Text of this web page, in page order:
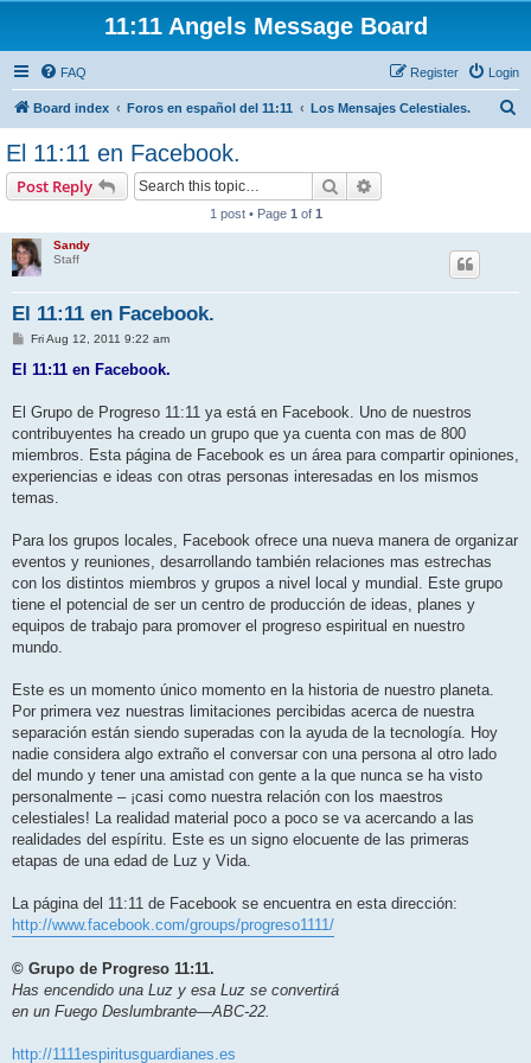
11:11 Angels Message Board
FAQ Login
Register
Board index Foros en español del 11:11 Los Mensajes Celestiales.
El 11:11 en Facebook.
Post Reply Search
1 post • Page 1 of 1
Sandy
Staff
El 11:11 en Facebook.
P
s
Fri Aug 12, 2011 9:22 am
El 11:11 en Facebook.
El Grupo de Progreso 11:11 ya está en Facebook. Uno de nuestros
contribuyentes ha creado un grupo que ya cuenta con mas de 800
miembros. Esta página de Facebook es un área para compartir opiniones,
experiencias e ideas con otras personas interesadas en los mismos
temas.
Para los grupos locales, Facebook ofrece una nueva manera de organizar
eventos y reuniones, desarrollando también relaciones mas estrechas
con los distintos miembros y grupos a nivel local y mundial. Este grupo
tiene el potencial de ser un centro de producción de ideas, planes y
equipos de trabajo para promover el progreso espiritual en nuestro
mundo.
Este es un momento único momento en la historia de nuestro planeta.
Por primera vez nuestras limitaciones percibidas acerca de nuestra
separación están siendo superadas con la ayuda de la tecnología. Hoy
nadie considera algo extraño el conversar con una persona al otro lado
del mundo y tener una amistad con gente a la que nunca se ha visto
personalmente – ¡casi como nuestra relación con los maestros
celestiales! La realidad material poco a poco se va acercando a las
realidades del espíritu. Este es un signo elocuente de las primeras
etapas de una edad de Luz y Vida.
La página del 11:11 de Facebook se encuentra en esta dirección:
http://www.facebook.com/groups/progreso1111/
© Grupo de Progreso 11:11.
Has encendido una Luz y esa Luz se convertirá
en un Fuego Deslumbrante—ABC-22.
http://1111espiritusguardianes.es